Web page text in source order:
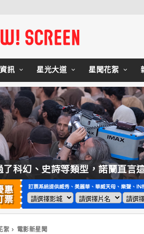
訊 星光大道 星聞花絮
了科幻、史詩等類型，諾蘭直言
絮 電影新星聞